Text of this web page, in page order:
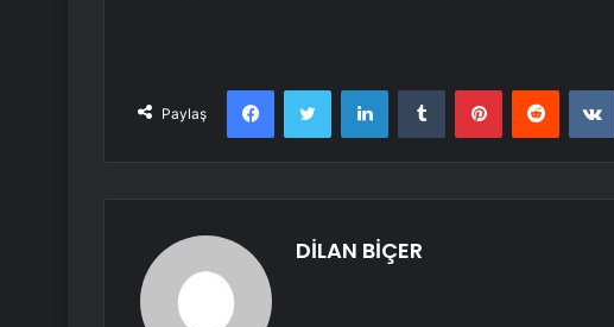
Paylaş
FacebookTwitter LinkedInTumblr PinterestReddit
DİLAN BİÇER